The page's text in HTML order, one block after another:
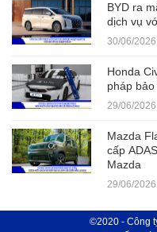
BYD ra
dịch vụ
30/06/2026
Honda
pháp
29/06/2026
Mazda
cấp
Mazda
29/06/2026
©2020 - Công